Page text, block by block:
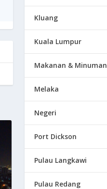
Kluang
Kuala Lumpur
Makanan & Minuman
Melaka
Negeri
Port Dickson
Pulau Langkawi
Pulau Redang